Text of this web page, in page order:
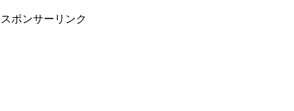
スポンサーリンク